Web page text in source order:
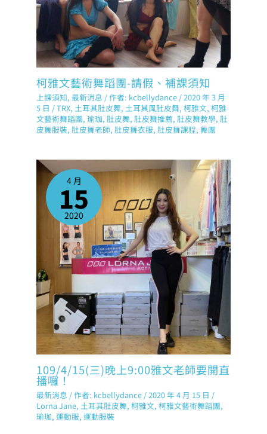
柯雅文藝術舞蹈團-請假、補課須知
上課須知,最新消息 / 作者: kcbellydance /2020 年 3 月
5 日 /TRX, 土耳其肚皮舞, 土耳其風肚皮舞,柯雅文,柯雅
文藝術舞蹈團,瑜珈, 肚皮舞, 肚皮舞推薦, 肚皮舞教學, 肚
皮舞服裝, 肚皮舞老師, 肚皮舞衣服, 肚皮舞課程,舞團
4 月
15
2020
109/4/15(三)晚上9:00雅文老師要開直
播囉！
最新消息 / 作者: kcbellydance /2020 年 4 月 15 日 /
Lorna Jane, 土耳其肚皮舞,柯雅文,柯雅文藝術舞蹈團,
瑜珈,運動服,運動服裝